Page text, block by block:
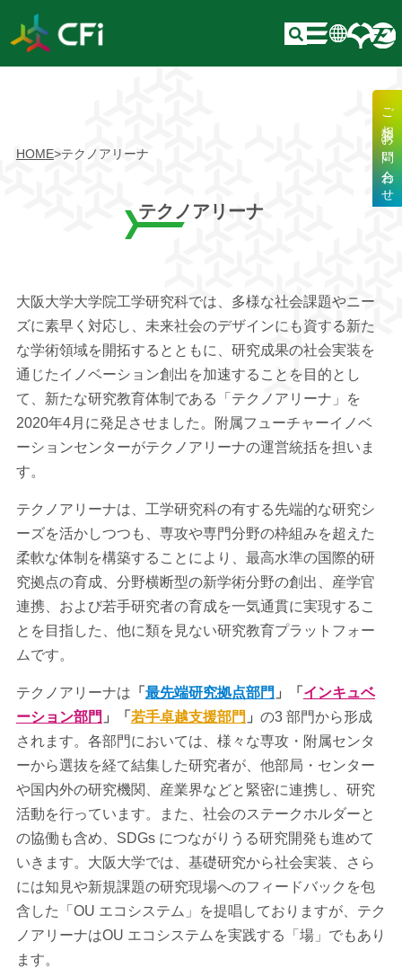
ご相談・お問い合わせ
HOME>テクノアリーナ
テクノアリーナ
大阪大学大学院工学研究科では、多様な社会課題やニー
ズに素早く対応し、未来社会のデザインにも資する新た
な学術領域を開拓するとともに、研究成果の社会実装を
通じたイノベーション創出を加速することを目的とし
て、新たな研究教育体制である「テクノアリーナ」を
2020年4月に発足させました。附属フューチャーイノベ
ーションセンターがテクノアリーナの運営統括を担いま
す。
テクノアリーナは、工学研究科の有する先端的な研究シ
ーズを活かしつつも、専攻や専門分野の枠組みを超えた
柔軟な体制を構築することにより、最高水準の国際的研
究拠点の育成、分野横断型の新学術分野の創出、産学官
連携、および若手研究者の育成を一気通貫に実現するこ
とを目指した、他に類を見ない研究教育プラットフォー
ムです。
テクノアリーナは 「 最先端研究拠点部門 」「 インキュベ
ーション部門 」「 若手卓越支援部門 」 の3 部門から形成
されます。各部門においては、様々な専攻・附属センタ
ーから選抜を経て結集した研究者が、他部局・センター
や国内外の研究機関、産業界などと緊密に連携し、研究
活動を行っています。また、社会のステークホルダーと
の協働も含め、SDGs につながりうる研究開発も進めて
いきます。大阪大学では、基礎研究から社会実装、さら
には知見や新規課題の研究現場へのフィードバックを包
含した「OU エコシステム」を提唱しておりますが、テク
ノアリーナはOU エコシステムを実践する「場」でもあり
ます。